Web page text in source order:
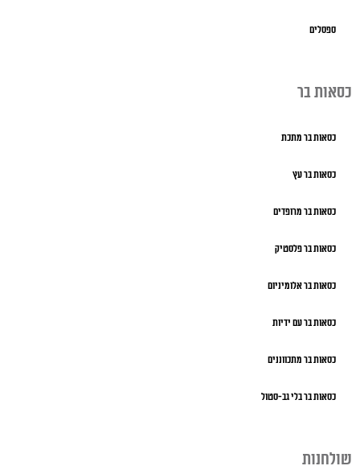
ספסלים
כסאות בר
כסאות בר מתכת
כסאות בר עץ
כסאות בר מרופדים
כסאות בר פלסטיק
כסאות בר אלומיניום
כסאות בר עם ידיות
כסאות בר מתכווננים
כסאות בר בלי גב-סטול
שולחנות